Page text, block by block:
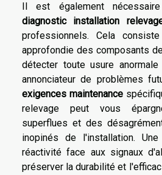
Il est également
diagnostic installation
professionnels. Cela
approfondie des composants
détecter toute usure
annonciateur de problèmes
exigences maintenance
relevage peut vous
superflues et des
inopinés de l'installation.
réactivité face aux signaux
préserver la durabilité et